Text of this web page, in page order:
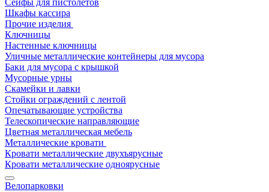
Сейфы для пистолетов
Шкафы кассира
Прочие изделия
Ключницы
Настенные ключницы
Уличные металлические контейнеры для мусора
Баки для мусора с крышкой
Мусорные урны
Скамейки и лавки
Стойки ограждений с лентой
Опечатывающие устройства
Телескопические направляющие
Цветная металлическая мебель
Металлические кровати
Кровати металлические двухъярусные
Кровати металлические одноярусные
Велопарковки